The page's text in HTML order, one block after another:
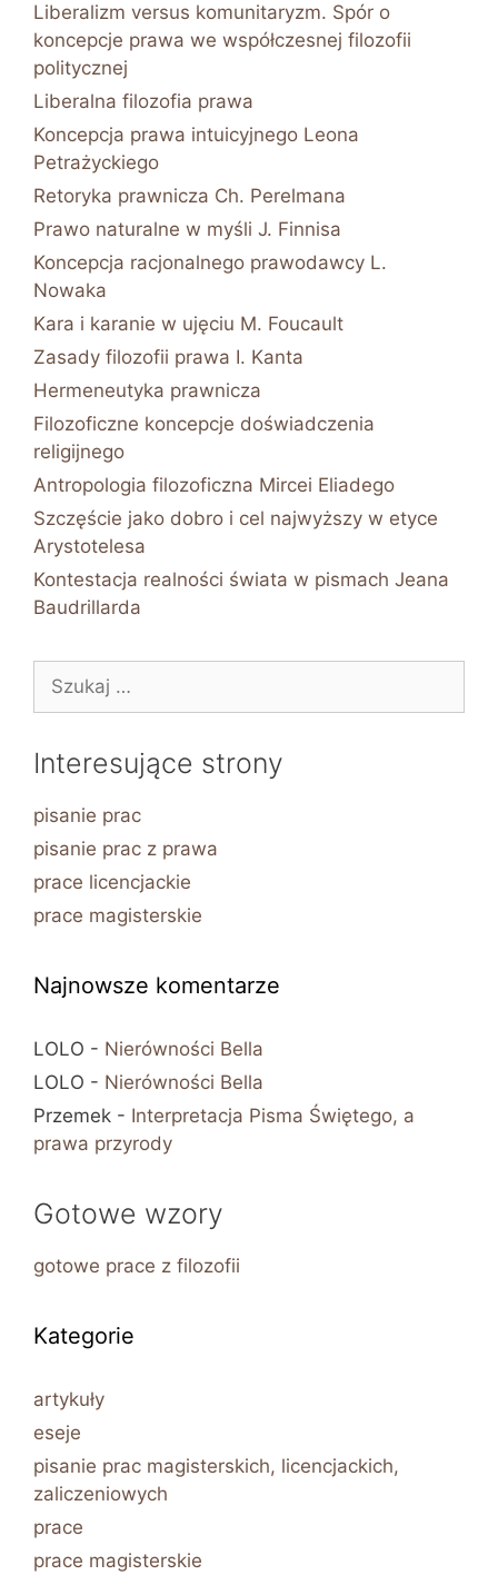
Liberalizm versus komunitaryzm. Spór o
koncepcje prawa we współczesnej filozofii
politycznej
Liberalna filozofia prawa
Koncepcja prawa intuicyjnego Leona
Petrażyckiego
Retoryka prawnicza Ch. Perelmana
Prawo naturalne w myśli J. Finnisa
Koncepcja racjonalnego prawodawcy L.
Nowaka
Kara i karanie w ujęciu M. Foucault
Zasady filozofii prawa I. Kanta
Hermeneutyka prawnicza
Filozoficzne koncepcje doświadczenia
religijnego
Antropologia filozoficzna Mircei Eliadego
Szczęście jako dobro i cel najwyższy w etyce
Arystotelesa
Kontestacja realności świata w pismach Jeana
Baudrillarda
Szukaj:
Interesujące strony
pisanie prac
pisanie prac z prawa
prace licencjackie
prace magisterskie
Najnowsze komentarze
LOLO - Nierówności Bella
LOLO - Nierówności Bella
Przemek - Interpretacja Pisma Świętego, a
prawa przyrody
Gotowe wzory
gotowe prace z filozofii
Kategorie
artykuły
eseje
pisanie prac magisterskich, licencjackich,
zaliczeniowych
prace
prace magisterskie